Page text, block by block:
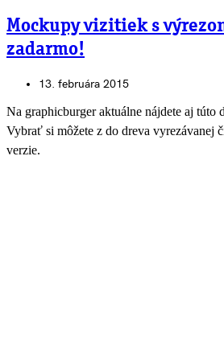
Mockupy vizitiek s
zadarmo!
13. februára 2015
Na graphicburger aktuálne nájdete aj túto
Vybrať si môžete z do dreva vyrezávanej
verzie.